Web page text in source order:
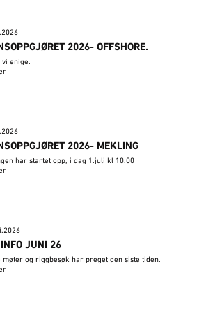
2026- OFFSHORE.
vi enige.
2026- MEKLING
har startet opp, i dag 1.juli kl 10.00
JUNI 26
møter og riggbesøk har preget den siste tiden.